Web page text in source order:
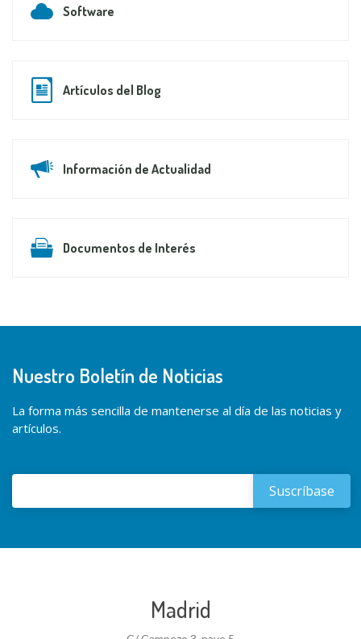
Software
Artículos del Blog
Información de Actualidad
Documentos de Interés
Nuestro Boletín de Noticias
La forma más sencilla de mantenerse al día de las noticias y
artículos.
Madrid